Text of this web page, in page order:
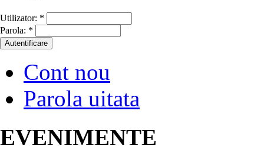
Utilizator: *
Parola: *
Cont nou
Parola uitata
EVENIMENTE